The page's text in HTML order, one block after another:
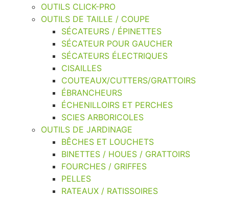
OUTILS CLICK-PRO
OUTILS DE TAILLE / COUPE
SÉCATEURS / ÉPINETTES
SÉCATEUR POUR GAUCHER
SÉCATEURS ÉLECTRIQUES
CISAILLES
COUTEAUX/CUTTERS/GRATTOIRS
ÉBRANCHEURS
ÉCHENILLOIRS ET PERCHES
SCIES ARBORICOLES
OUTILS DE JARDINAGE
BÊCHES ET LOUCHETS
BINETTES / HOUES / GRATTOIRS
FOURCHES / GRIFFES
PELLES
RATEAUX / RATISSOIRES